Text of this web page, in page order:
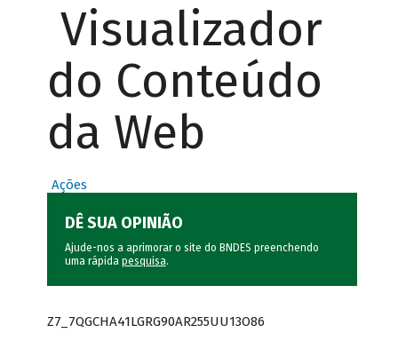
Visualizador
do Conteúdo
da Web
Ações
DÊ SUA OPINIÃO
Ajude-nos a aprimorar o site do BNDES preenchendo
uma rápida pesquisa.
Z7_7QGCHA41LGRG90AR255UU13O86